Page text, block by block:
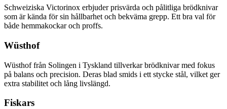
Schweiziska Victorinox erbjuder prisvärda och pålitliga brödknivar
som är kända för sin hållbarhet och bekväma grepp. Ett bra val för
både hemmakockar och proffs.
Wüsthof
Wüsthof från Solingen i Tyskland tillverkar brödknivar med fokus
på balans och precision. Deras blad smids i ett stycke stål, vilket ger
extra stabilitet och lång livslängd.
Fiskars